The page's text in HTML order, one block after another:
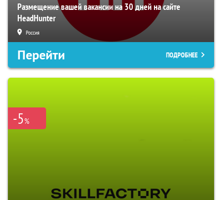
Размещение вашей вакансии на 30 дней на сайте
HeadHunter
Россия
Перейти ПОДРОБНЕЕ
-5%